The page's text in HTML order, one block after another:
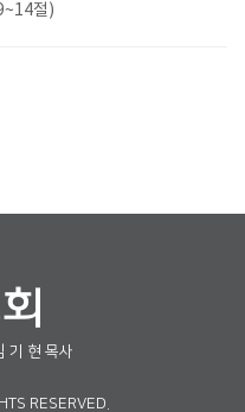
절)
기 현 목사
RESERVED.